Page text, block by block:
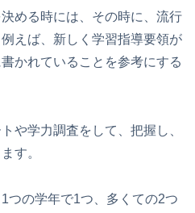
める時には、その時に、流行
えば、新しく学習指導要領が
かれていることを参考にする
や学力調査をして、把握し、
す。
の学年で1つ、多くての2つ